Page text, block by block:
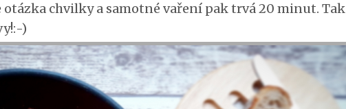
otázka chvilky a samotné vaření pak trvá 20 minut. Tak
)